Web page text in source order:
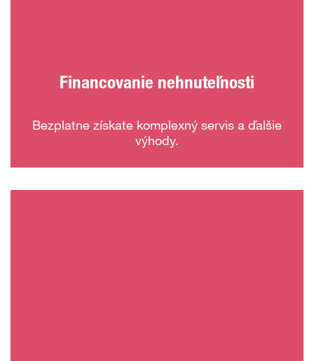
Financovanie nehnuteľnosti
Bezplatne získate komplexný servis a ďalšie
výhody.